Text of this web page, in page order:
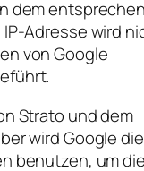
dem
Adresse wird
von Google
Strato und dem
wird Google
benutzen, um